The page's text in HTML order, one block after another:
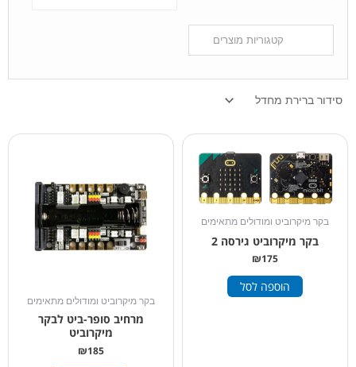
בקר מיקרוביט ומודולים מתאימים
בקר מיקרוביט גירסה 2
₪175
הוספה לסל
בקר מיקרוביט ומודולים מתאימים
מרחיב סופר-ביט לבקר
מיקרוביט
₪185